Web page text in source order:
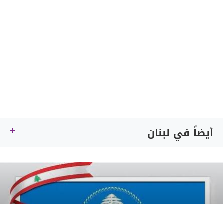
أيضاً في لبنان